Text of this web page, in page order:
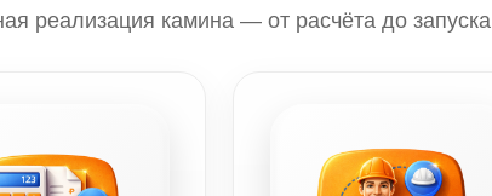
реализация камина — от расчёта до запуска